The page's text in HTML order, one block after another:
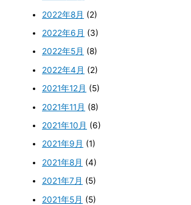
2022年8月 (2)
2022年6月 (3)
2022年5月 (8)
2022年4月 (2)
2021年12月 (5)
2021年11月 (8)
2021年10月 (6)
2021年9月 (1)
2021年8月 (4)
2021年7月 (5)
2021年5月 (5)